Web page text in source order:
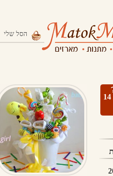
הסל שלי
מתוק מתוק חוגגת 14